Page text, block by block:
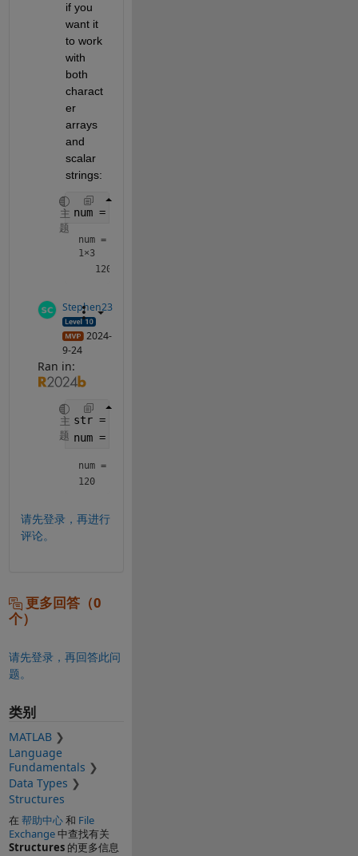
if you
want it
to work
with
both
charact
er
arrays
and
scalar
strings:
主
题
num = uint8(char(txt))
num =
1×3
Stephen23
2024-
9-24
Ran in:
主
题
str =
num = uint8(str{1}(1))
num =
120
请先登录，再进行
评论。
更多回答（0
个）
请先登录，再回答此问
题。
类别
MATLAB
Language
Fundamentals
Data Types
Structures
在 帮助中心和 File
Exchange中查找有关
Structures的更多信息